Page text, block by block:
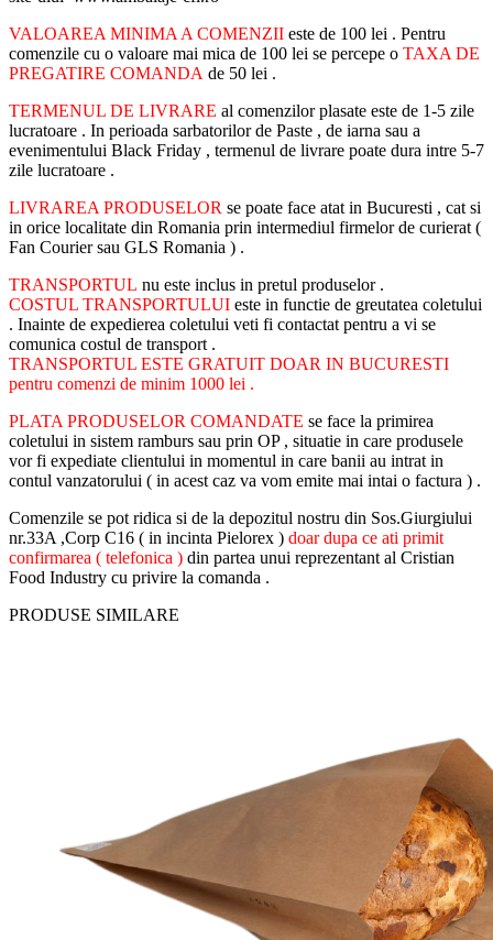
VALOAREA MINIMA A COMENZII este de 100 lei . Pentru
comenzile cu o valoare mai mica de 100 lei se percepe o TAXA DE
PREGATIRE COMANDA de 50 lei .
TERMENUL DE LIVRARE al comenzilor plasate este de 1-5 zile
lucratoare . In perioada sarbatorilor de Paste , de iarna sau a
evenimentului Black Friday , termenul de livrare poate dura intre 5-7
zile lucratoare .
LIVRAREA PRODUSELOR se poate face atat in Bucuresti , cat si
in orice localitate din Romania prin intermediul firmelor de curierat (
Fan Courier sau GLS Romania ) .
TRANSPORTUL nu este inclus in pretul produselor .
COSTUL TRANSPORTULUI este in functie de greutatea coletului
. Inainte de expedierea coletului veti fi contactat pentru a vi se
comunica costul de transport .
TRANSPORTUL ESTE GRATUIT DOAR IN BUCURESTI
pentru comenzi de minim 1000 lei .
PLATA PRODUSELOR COMANDATE se face la primirea
coletului in sistem ramburs sau prin OP , situatie in care produsele
vor fi expediate clientului in momentul in care banii au intrat in
contul vanzatorului ( in acest caz va vom emite mai intai o factura ) .
Comenzile se pot ridica si de la depozitul nostru din Sos.Giurgiului
nr.33A ,Corp C16 ( in incinta Pielorex ) doar dupa ce ati primit
confirmarea ( telefonica ) din partea unui reprezentant al Cristian
Food Industry cu privire la comanda .
PRODUSE SIMILARE